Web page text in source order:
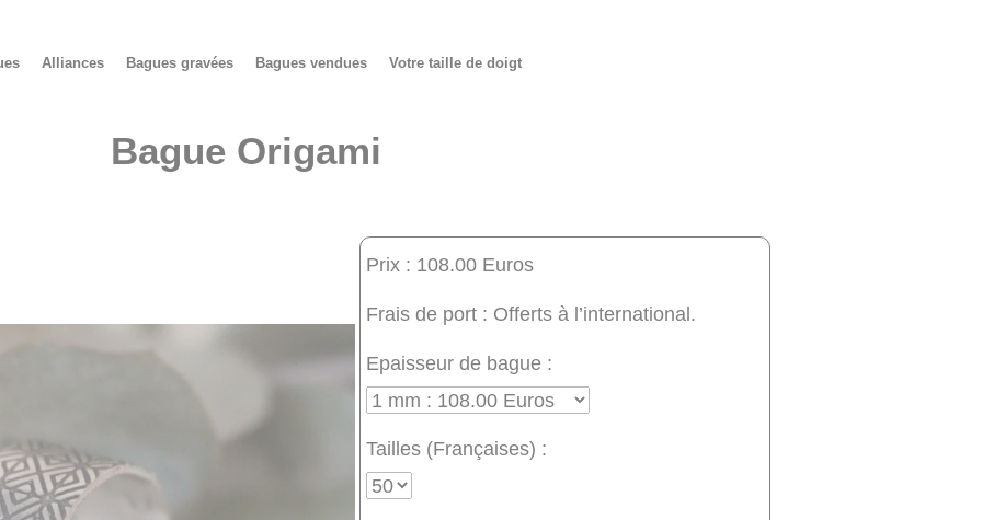
Alliances Bagues gravées Bagues vendues Votre taille de doigt
Bague Origami
Prix : 108.00 Euros
Frais de port : Offerts à l’international.
Epaisseur de bague :
Tailles (Françaises) :